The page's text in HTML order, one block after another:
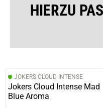
HIERZU
JOKERS CLOUD INTENSE
Jokers Cloud Intense Mad
Blue Aroma